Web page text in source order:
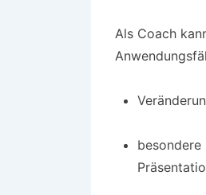
Als Coach
besondere